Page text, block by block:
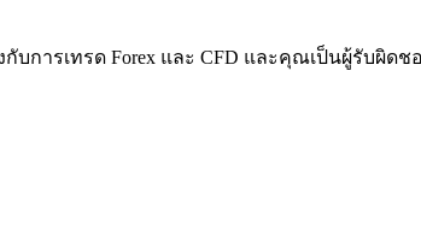
บการเทรด Forex และ CFD และคุณเป็นผู้รับผิด